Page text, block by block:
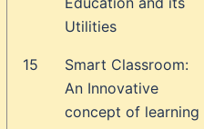
Utilities
15
Smart Classroom:
An Innovative
concept of learning